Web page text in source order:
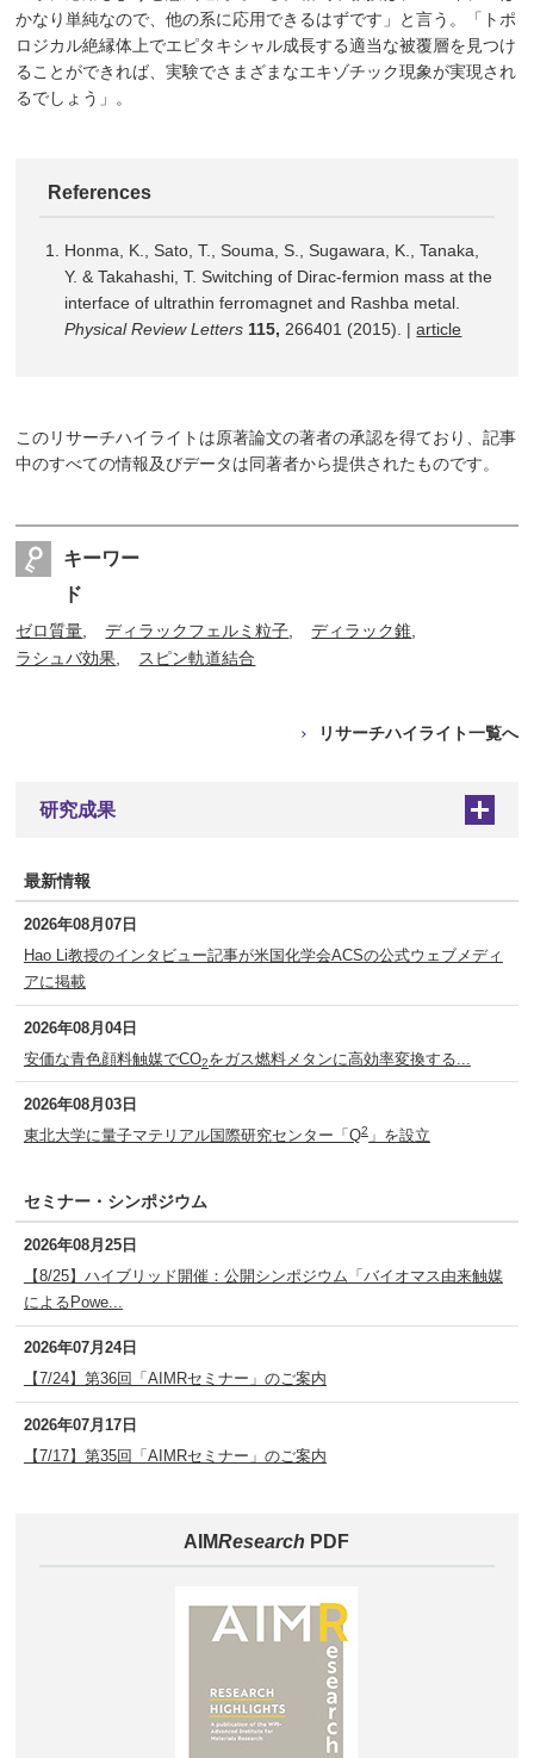
かなり単純なので、他の系に応用できるはずです」と言う。「トポ
ロジカル絶縁体上でエピタキシャル成長する適当な被覆層を見つけ
ることができれば、実験でさまざまなエキゾチック現象が実現され
るでしょう」。
References
Honma, K., Sato, T., Souma, S., Sugawara, K., Tanaka,
Y. & Takahashi, T. Switching of Dirac-fermion mass at the
interface of ultrathin ferromagnet and Rashba metal.
Physical Review Letters 115, 266401 (2015). |article
このリサーチハイライトは原著論文の著者の承認を得ており、記事
中のすべての情報及びデータは同著者から提供されたものです。
キーワー
ド
ゼロ質量 ディラックフェルミ粒子
ディラック錐
ラシュバ効果
スピン軌道結合
リサーチハイライト一覧へ
研究成果 +
最新情報
2026年08月07日
Hao Li教授のインタビュー記事が米国化学会ACSの公式ウェブメディ
アに掲載
2026年08月04日
安価な青色顔料触媒でCO2をガス燃料メタンに高効率変換する...
2026年08月03日
東北大学に量子マテリアル国際研究センター「Q2」を設立
セミナー・シンポジウム
2026年08月25日
【8/25】ハイブリッド開催：公開シンポジウム「バイオマス由来触媒
によるPowe...
2026年07月24日
【7/24】第36回「AIMRセミナー」のご案内
2026年07月17日
【7/17】第35回「AIMRセミナー」のご案内
AIMResearch PDF